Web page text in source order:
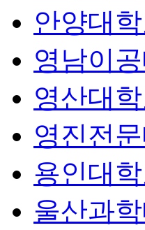
안양대
영남이
영산대
영진전
용인대
울산과